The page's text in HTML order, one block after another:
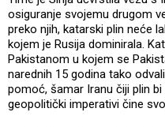
osiguranje svojemu drugom
preko njih, katarski plin neće
kojem je Rusija dominirala.
Pakistanom u kojem se
narednih 15 godina tako
pomoć, šamar Iranu čiji plin
geopolitički imperativi čine